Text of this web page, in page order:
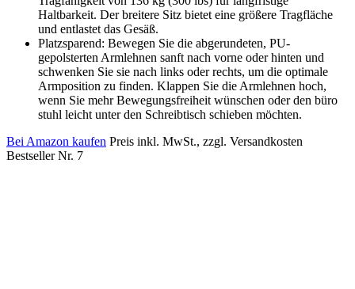
Haltbarkeit. Der breitere Sitz bietet eine größere Tragfläche
und entlastet das Gesäß.
Platzsparend: Bewegen Sie die abgerundeten, PU-
gepolsterten Armlehnen sanft nach vorne oder hinten und
schwenken Sie sie nach links oder rechts, um die optimale
Armposition zu finden. Klappen Sie die Armlehnen hoch,
wenn Sie mehr Bewegungsfreiheit wünschen oder den büro
stuhl leicht unter den Schreibtisch schieben möchten.
Bei Amazon kaufen Preis inkl. MwSt., zzgl. Versandkosten
Bestseller Nr. 7